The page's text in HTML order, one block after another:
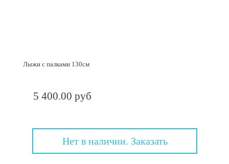
Лыжи с палками 130см
5 400.00 руб
Нет в наличии. Заказать